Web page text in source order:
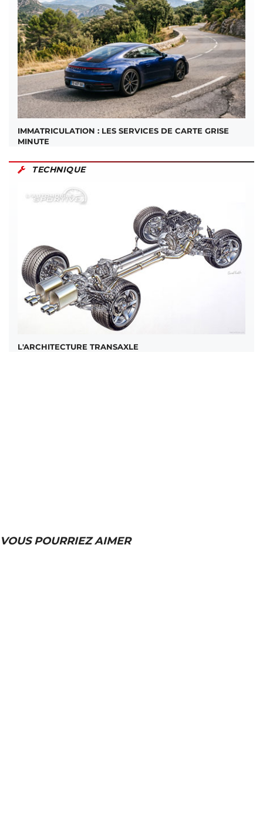
IMMATRICULATION : LES SERVICES DE CARTE GRISE
MINUTE
TECHNIQUE
L'ARCHITECTURE TRANSAXLE
VOUS POURRIEZ AIMER